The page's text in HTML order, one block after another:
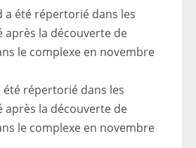
été répertorié dans les
après la découverte de
le complexe en novembre